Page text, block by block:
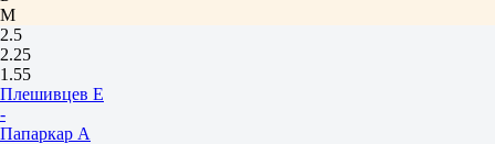
М
2.5
2.25
1.55
Плешивцев Е
-
Папаркар А